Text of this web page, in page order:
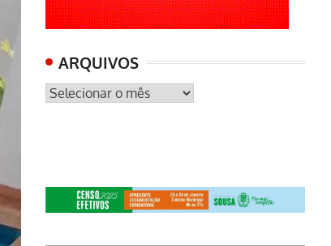
ARQUIVOS
ARQUIVOS